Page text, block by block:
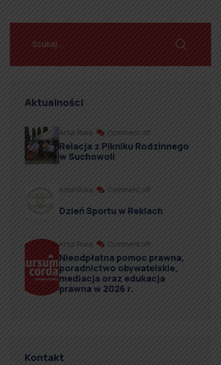
Aktualności
Artur Ruka Comment off
Relacja z Pikniku Rodzinnego
w Suchowoli
Artur Ruka Comment off
Dzień Sportu w Reklach
Artur Ruka Comment off
Nieodpłatna pomoc prawna,
poradnictwo obywatelskie,
mediacja oraz edukacja
prawna w 2026 r.
Kontakt